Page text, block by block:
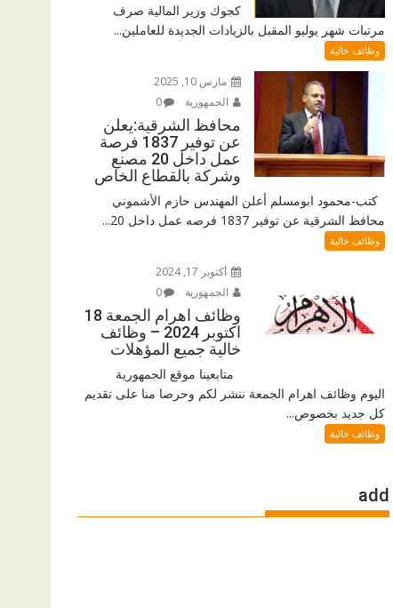
كجوك وزير المالية صرف
مرتبات شهر يوليو المقبل بالزيادات الجديدة للعاملين...
وظائف خالية
مارس 10, 2025
الجمهورية
0
محافظ الشرقية:يعلن
عن توفير 1837 فرصة
عمل داخل 20 مصنع
وشركة بالقطاع الخاص
كتب-محمود ابومسلم أعلن المهندس حازم الأشموني
محافظ الشرقية عن توفير 1837 فرصه عمل داخل 20...
وظائف خالية
أكتوبر 17, 2024
الجمهورية
0
وظائف اهرام الجمعة 18
اكتوبر 2024 – وظائف
خالية جميع المؤهلات
متابعينا موقع الجمهورية
اليوم وظائف اهرام الجمعة ننشر لكم وحرصا منا على تقديم
كل جديد بخصوص...
وظائف خالية
add